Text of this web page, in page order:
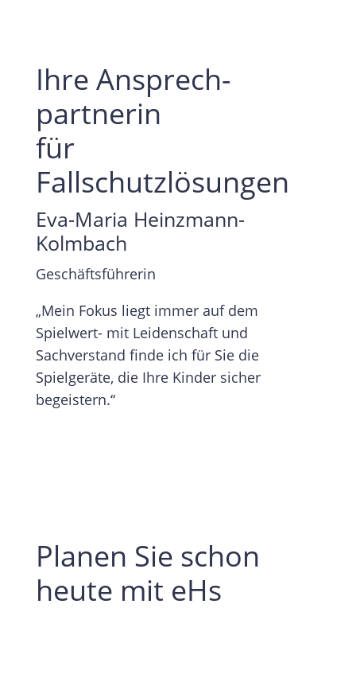
Ihre Ansprech­
partnerin
für
Fallschutzlösungen
Eva-Maria Heinzmann-
Kolmbach
Geschäftsführerin
„Mein Fokus liegt immer auf dem
Spielwert- mit Leidenschaft und
Sachverstand finde ich für Sie die
Spielgeräte, die Ihre Kinder sicher
begeistern.“
Planen Sie schon
heute mit eHs